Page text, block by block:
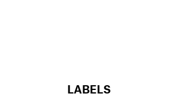
LABELS